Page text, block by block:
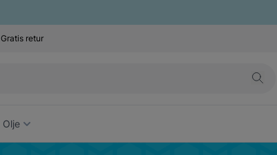
Gratis retur
Olje